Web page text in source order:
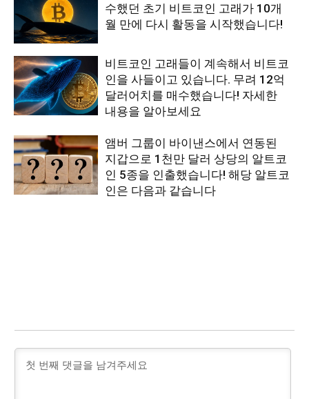
수했던 초기 비트코인 고래가 10개
월 만에 다시 활동을 시작했습니다!
비트코인 고래들이 계속해서 비트코
인을 사들이고 있습니다. 무려 12억
달러어치를 매수했습니다! 자세한
내용을 알아보세요
앰버 그룹이 바이낸스에서 연동된
지갑으로 1천만 달러 상당의 알트코
인 5종을 인출했습니다! 해당 알트코
인은 다음과 같습니다